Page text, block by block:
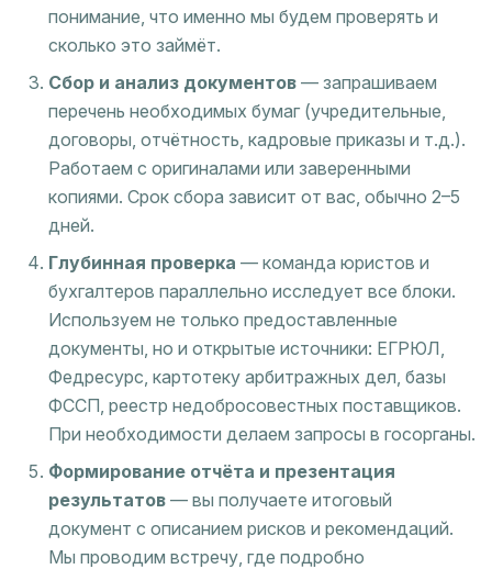
понимание, что именно мы будем проверять и
сколько это займёт.
Сбор и анализ документов — запрашиваем
перечень необходимых бумаг (учредительные,
договоры, отчётность, кадровые приказы и т.д.).
Работаем с оригиналами или заверенными
копиями. Срок сбора зависит от вас, обычно 2–5
дней.
Глубинная проверка — команда юристов и
бухгалтеров параллельно исследует все блоки.
Используем не только предоставленные
документы, но и открытые источники: ЕГРЮЛ,
Федресурс, картотеку арбитражных дел, базы
ФССП, реестр недобросовестных поставщиков.
При необходимости делаем запросы в госорганы.
Формирование отчёта и презентация
результатов — вы получаете итоговый
документ с описанием рисков и рекомендаций.
Мы проводим встречу, где подробно